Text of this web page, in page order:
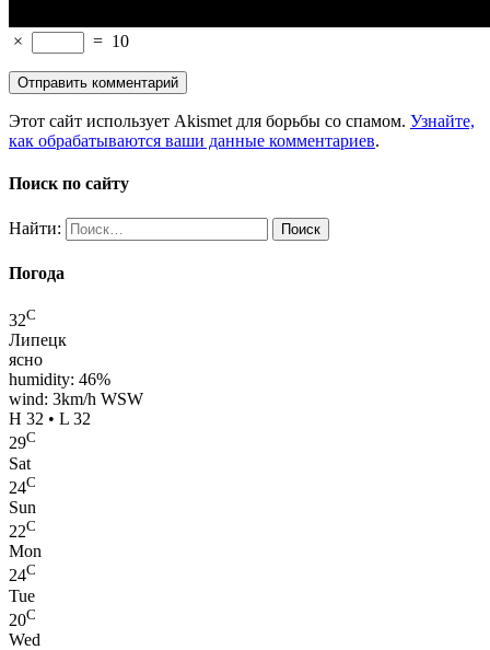
× = 10
Этот сайт использует Akismet для борьбы со спамом. Узнайте,
как обрабатываются ваши данные комментариев.
Поиск по сайту
Найти:
Погода
32C
Липецк
ясно
humidity: 46%
wind: 3km/h WSW
H 32 • L 32
29C
Sat
24C
Sun
22C
Mon
24C
Tue
20C
Wed